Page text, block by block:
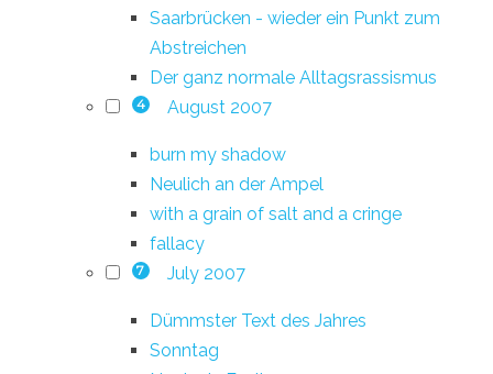
Saarbrücken - wieder ein Punkt zum
Abstreichen
Der ganz normale Alltagsrassismus
4 August 2007
burn my shadow
Neulich an der Ampel
with a grain of salt and a cringe
fallacy
7 July 2007
Dümmster Text des Jahres
Sonntag